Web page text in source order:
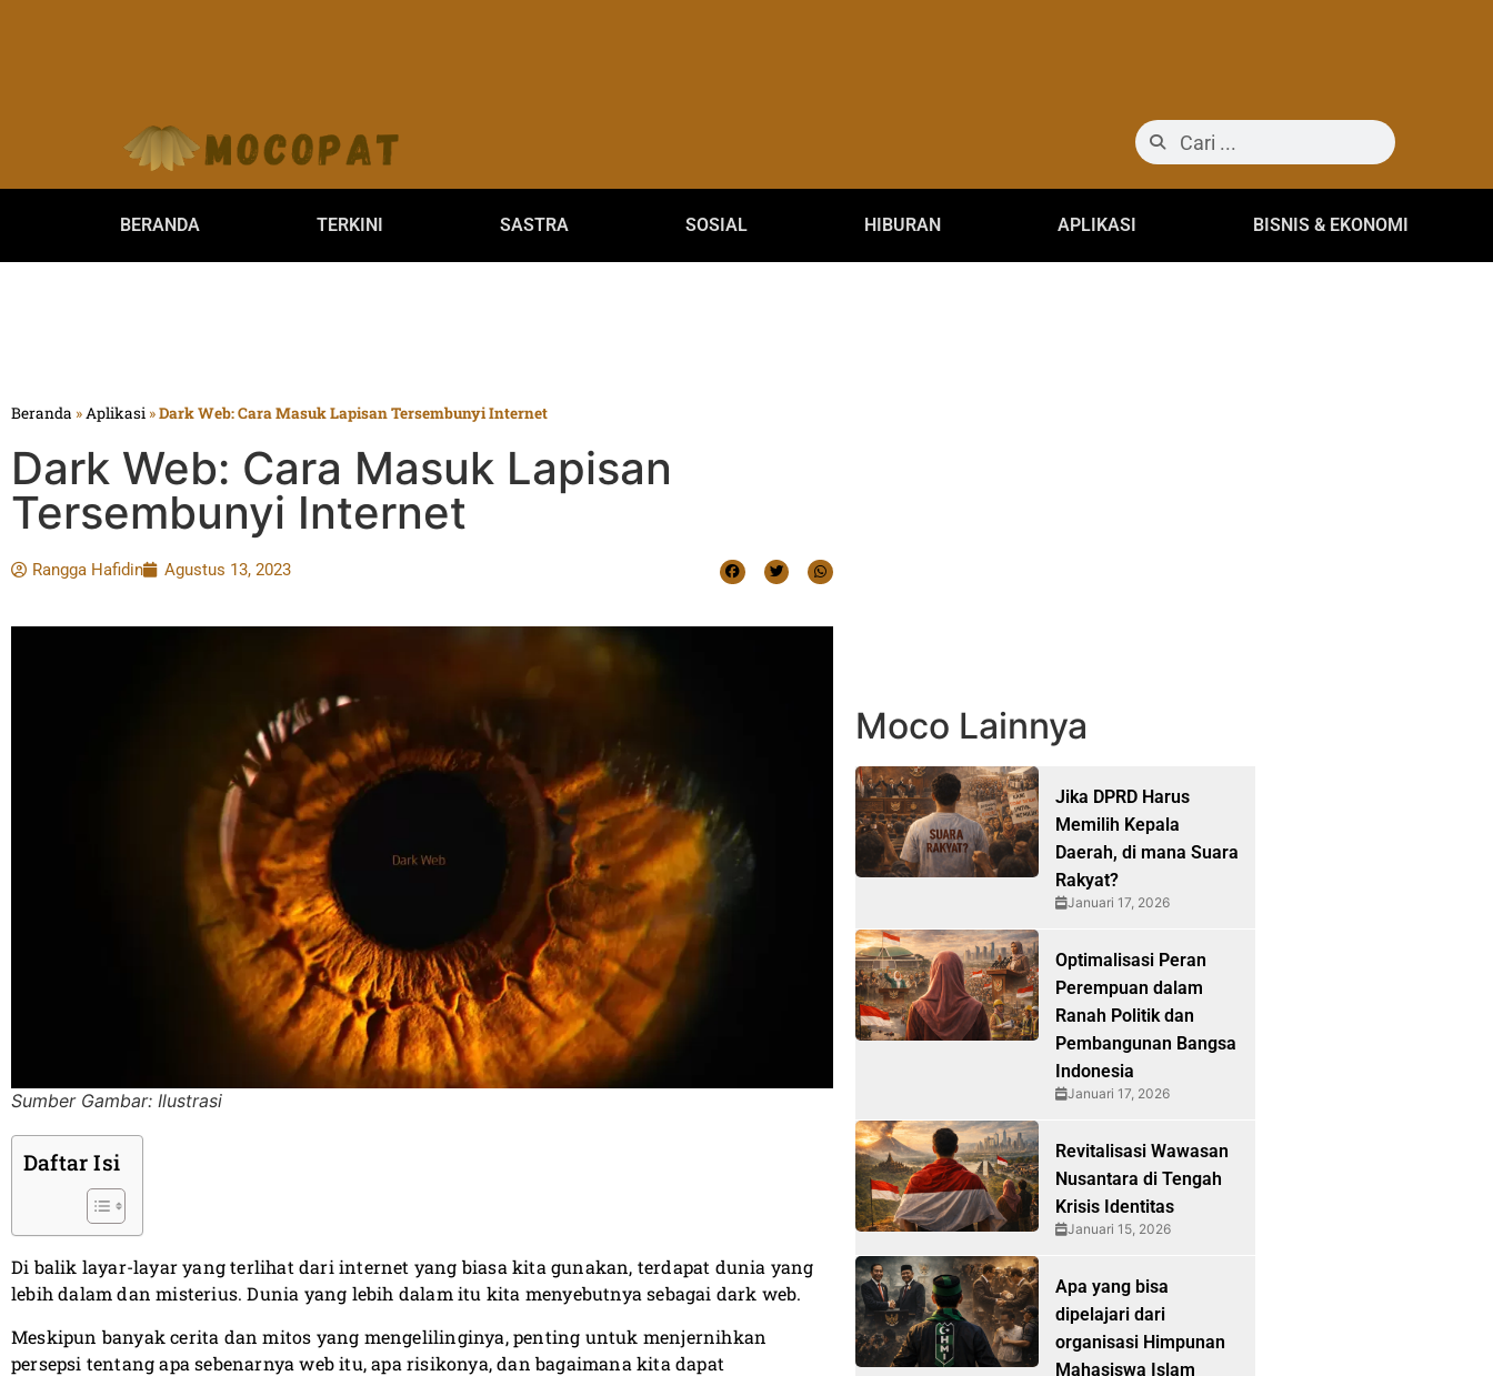
BERANDA TERKINI SASTRA SOSIAL HIBURAN APLIKASI BISNIS & EKONOMI
Beranda »Aplikasi »Dark Web: Cara Masuk Lapisan Tersembunyi Internet
Dark Web: Cara Masuk Lapisan
Tersembunyi Internet
Rangga Hafidin Agustus 13, 2023
Sumber Gambar: Ilustrasi
Daftar Isi
Di balik layar-layar yang terlihat dari internet yang biasa kita gunakan, terdapat dunia yang
lebih dalam dan misterius. Dunia yang lebih dalam itu kita menyebutnya sebagai dark web.
Meskipun banyak cerita dan mitos yang mengelilinginya, penting untuk menjernihkan
persepsi tentang apa sebenarnya web itu, apa risikonya, dan bagaimana kita dapat
Moco Lainnya
Jika DPRD Harus
Memilih Kepala
Daerah, di mana Suara
Rakyat?
Januari 17, 2026
Optimalisasi Peran
Perempuan dalam
Ranah Politik dan
Pembangunan Bangsa
Indonesia
Januari 17, 2026
Revitalisasi Wawasan
Nusantara di Tengah
Krisis Identitas
Januari 15, 2026
Apa yang bisa
dipelajari dari
organisasi Himpunan
Mahasiswa Islam